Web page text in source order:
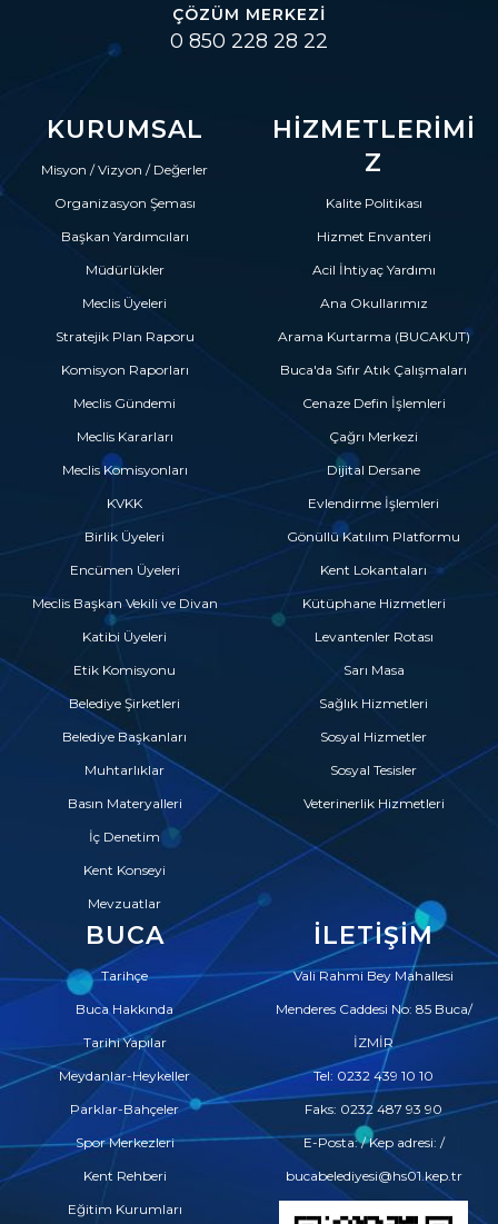
ÇÖZÜM MERKEZI
0 850 228 28 22
KURUMSAL
Misyon / Vizyon / Değerler
Organizasyon Şeması
Başkan Yardımcıları
Müdürlükler
Meclis Üyeleri
Stratejik Plan Raporu
Komisyon Raporları
Meclis Gündemi
Meclis Kararları
Meclis Komisyonları
KVKK
Birlik Üyeleri
Encümen Üyeleri
Meclis Başkan Vekili ve Divan
Katibi Üyeleri
Etik Komisyonu
Belediye Şirketleri
Belediye Başkanları
Muhtarlıklar
Basın Materyalleri
İç Denetim
Kent Konseyi
Mevzuatlar
HIZMETLERIMI
Z
Kalite Politikası
Hizmet Envanteri
Acil İhtiyaç Yardımı
Ana Okullarımız
Arama Kurtarma (BUCAKUT)
Buca'da Sıfır Atık Çalışmaları
Cenaze Defin İşlemleri
Çağrı Merkezi
Dijital Dersane
Evlendirme İşlemleri
Gönüllü Katılım Platformu
Kent Lokantaları
Kütüphane Hizmetleri
Levantenler Rotası
Sarı Masa
Sağlık Hizmetleri
Sosyal Hizmetler
Sosyal Tesisler
Veterinerlik Hizmetleri
BUCA
Tarihçe
Buca Hakkında
Tarihi Yapılar
Meydanlar-Heykeller
Parklar-Bahçeler
Spor Merkezleri
Kent Rehberi
Eğitim Kurumları
İLETIŞIM
Vali Rahmi Bey Mahallesi
Menderes Caddesi No: 85 Buca/
İZMİR
Tel: 0232 439 10 10
Faks: 0232 487 93 90
E-Posta: / Kep adresi: /
bucabelediyesi@hs01.kep.tr